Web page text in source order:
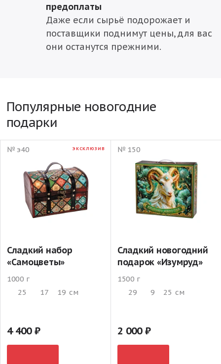
предоплаты
Даже если сырьё подорожает и
поставщики поднимут цены, для вас
они останутся прежними.
Популярные новогодние
подарки
№ э40 ЭКСКЛЮЗИВ
Сладкий набор
«Самоцветы»
1000 г
25
17 19 см
4 400
№ 150
Сладкий новогодний
подарок «Изумруд»
1500 г
29
9 25 см
2 000